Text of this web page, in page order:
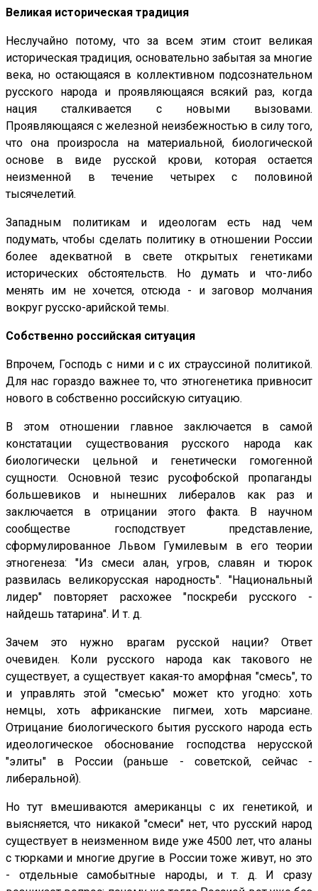
Великая историческая традиция
Неслучайно потому, что за всем этим стоит великая
историческая традиция, основательно забытая за многие
века, но остающаяся в коллективном подсознательном
русского народа и проявляющаяся всякий раз, когда
нация сталкивается с новыми вызовами.
Проявляющаяся с железной неизбежностью в силу того,
что она произросла на материальной, биологической
основе в виде русской крови, которая остается
неизменной в течение четырех с половиной
тысячелетий.
Западным политикам и идеологам есть над чем
подумать, чтобы сделать политику в отношении России
более адекватной в свете открытых генетиками
исторических обстоятельств. Но думать и что-либо
менять им не хочется, отсюда - и заговор молчания
вокруг русско-арийской темы.
Собственно российская ситуация
Впрочем, Господь с ними и с их страусcиной политикой.
Для нас гораздо важнее то, что этногенетика привносит
нового в собственно российскую ситуацию.
В этом отношении главное заключается в самой
констатации существования русского народа как
биологически цельной и генетически гомогенной
сущности. Основной тезис русофобской пропаганды
большевиков и нынешних либералов как раз и
заключается в отрицании этого факта. В научном
сообществе господствует представление,
сформулированное Львом Гумилевым в его теории
этногенеза: "Из смеси алан, угров, славян и тюрок
развилась великорусская народность". "Национальный
лидер" повторяет расхожее "поскреби русского -
найдешь татарина". И т. д.
Зачем это нужно врагам русской нации? Ответ
очевиден. Коли русского народа как такового не
существует, а существует какая-то аморфная "смесь", то
и управлять этой "смесью" может кто угодно: хоть
немцы, хоть африканские пигмеи, хоть марсиане.
Отрицание биологического бытия русского народа есть
идеологическое обоснование господства нерусской
"элиты" в России (раньше - советской, сейчас -
либеральной).
Но тут вмешиваются американцы с их генетикой, и
выясняется, что никакой "смеси" нет, что русский народ
существует в неизменном виде уже 4500 лет, что аланы
с тюрками и многие другие в России тоже живут, но это
- отдельные самобытные народы, и т. д. И сразу